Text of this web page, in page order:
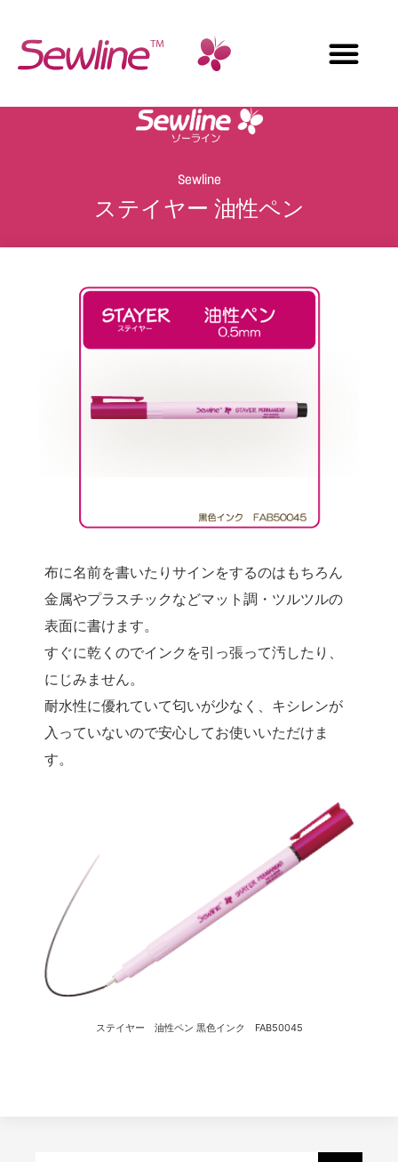
Sewline
ステイヤー 油性ペン
布に名前を書いたりサインをするのはもちろん
金属やプラスチックなどマット調・ツルツルの
表面に書けます。
すぐに乾くのでインクを引っ張って汚したり、
にじみません。
耐水性に優れていて匂いが少なく、キシレンが
入っていないので安心してお使いいただけま
す。
ステイヤー 油性ペン 黒色インク FAB50045